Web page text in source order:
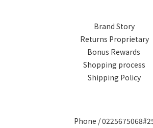
Brand Story
Returns Proprietary
Bonus Rewards
Shopping process
Shipping Policy
Phone /